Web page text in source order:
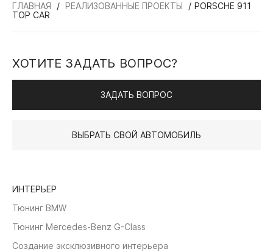
ГЛАВНАЯ РЕАЛИЗОВАННЫЕ ПРОЕКТЫ
PORSCHE 911
TOP CAR
ХОТИТЕ ЗАДАТЬ ВОПРОС?
ЗАДАТЬ ВОПРОС
ВЫБРАТЬ СВОЙ АВТОМОБИЛЬ
ИНТЕРЬЕР
Тюнинг BMW
Тюнинг Mercedes-Benz G-Class
Создание эксклюзивного интерьера